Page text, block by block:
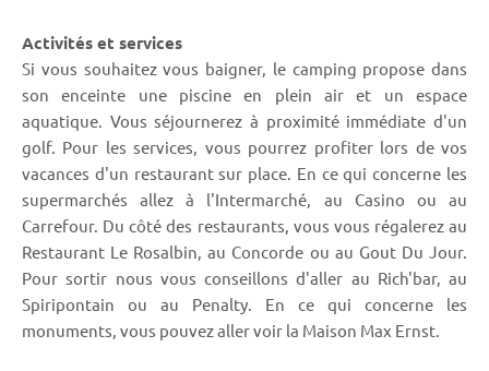
Activités et services
Si vous souhaitez vous baigner, le camping propose dans
son enceinte une piscine en plein air et un espace
aquatique. Vous séjournerez à proximité immédiate d'un
golf. Pour les services, vous pourrez profiter lors de vos
vacances d'un restaurant sur place. En ce qui concerne les
supermarchés allez à l'Intermarché, au Casino ou au
Carrefour. Du côté des restaurants, vous vous régalerez au
Restaurant Le Rosalbin, au Concorde ou au Gout Du Jour.
Pour sortir nous vous conseillons d'aller au Rich'bar, au
Spiripontain ou au Penalty. En ce qui concerne les
monuments, vous pouvez aller voir la Maison Max Ernst.